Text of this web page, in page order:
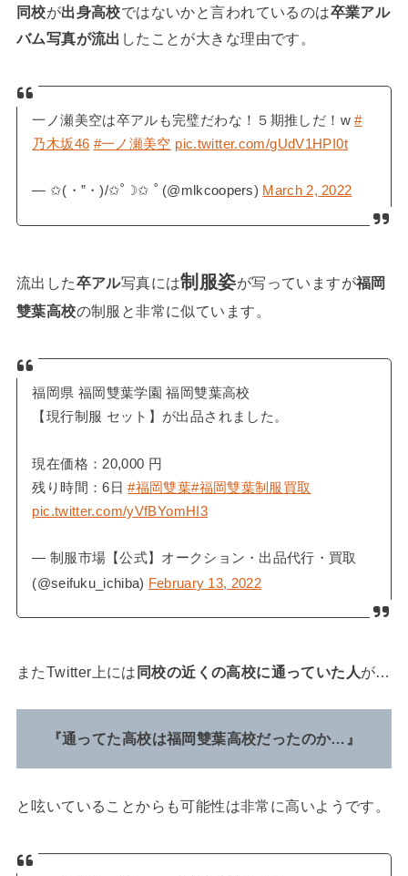
同校が出身高校ではないかと言われているのは卒業アル
バム写真が流出 したことが大きな理由です。
一ノ瀬美空は卒アルも完璧だわな！５期推しだ！w#
乃木坂46 #一ノ瀬美空 pic.twitter.com/gUdV1HPI0t
— ✩(・”・)/✩˚☽✩ ˚ (@mlkcoopers) March 2, 2022
流出した卒アル写真には制服姿が写っていますが福岡
雙葉高校の制服と非常に似ています。
福岡県 福岡雙葉学園 福岡雙葉高校
【現行制服 セット】が出品されました。
現在価格：20,000 円
残り時間：6日#福岡雙葉#福岡雙葉制服買取
pic.twitter.com/yVfBYomHI3
— 制服市場【公式】オークション・出品代行・買取
(@seifuku_ichiba) February 13, 2022
またTwitter上には 同校の近くの高校に通っていた人が…
『通ってた高校は福岡雙葉高校だったのか…』
と呟いていることからも可能性は非常に高いようです。